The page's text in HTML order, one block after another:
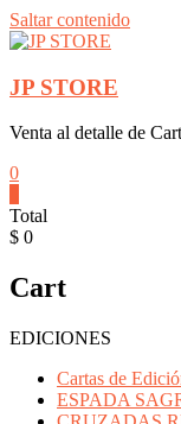
Saltar contenido
JP STORE
Venta al detalle de
0
Total
$ 0
Cart
EDICIONES
Cartas de
ESPADA